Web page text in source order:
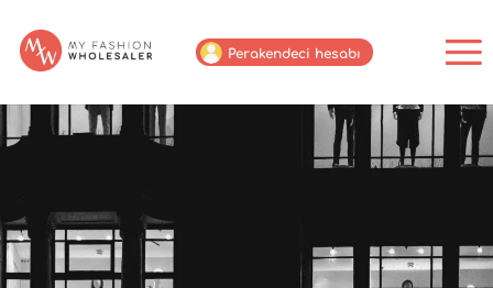
Perakendeci hesabı